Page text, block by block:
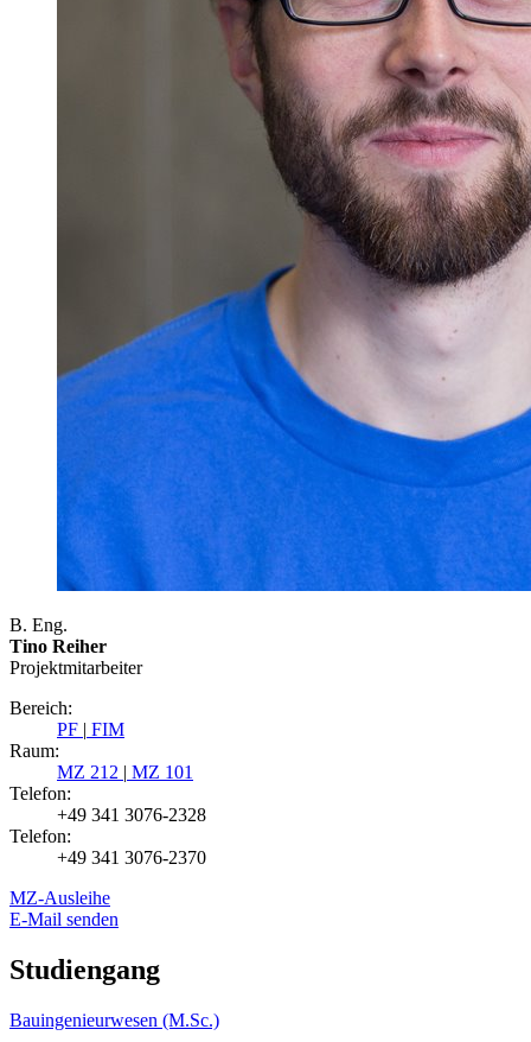
B. Eng.
Tino Reiher
Projektmitarbeiter
Bereich:
PF | FIM
Raum:
MZ 212 | MZ 101
Telefon:
+49 341 3076-2328
Telefon:
+49 341 3076-2370
MZ-Ausleihe
E-Mail senden
Studiengang
Bauingenieurwesen (M.Sc.)